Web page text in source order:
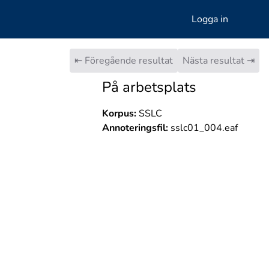
Logga in
⇤ Föregående resultat Nästa resultat ⇥
På arbetsplats
Korpus:SSLC
Annoteringsfil:sslc01_004.eaf